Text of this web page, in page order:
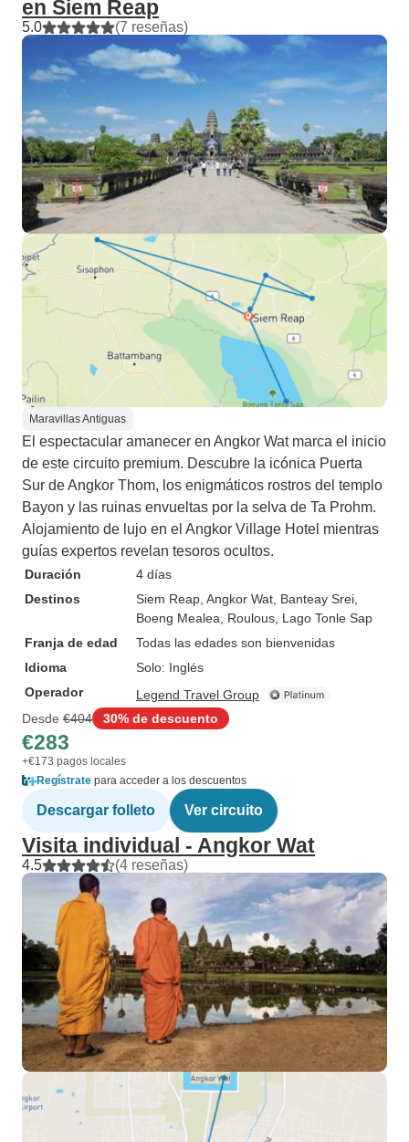
en Siem Reap
5.0 (7 reseñas)
Maravillas Antiguas
El espectacular amanecer en Angkor Wat marca el inicio
de este circuito premium. Descubre la icónica Puerta
Sur de Angkor Thom, los enigmáticos rostros del templo
Bayon y las ruinas envueltas por la selva de Ta Prohm.
Alojamiento de lujo en el Angkor Village Hotel mientras
guías expertos revelan tesoros ocultos.
Duración
4 días
Destinos
Siem Reap , Angkor Wat , Banteay Srei
Boeng Mealea , Roulous , Lago Tonle Sap
Franja de edad
Todas las edades son bienvenidas
Idioma
Solo: Inglés
Operador
Legend Travel Group
Desde €404 30% de descuento
€283
+€173 pagos locales
Regístrate para acceder a los descuentos
Descargar folleto Ver circuito
Visita individual - Angkor Wat
4.5 (4 reseñas)